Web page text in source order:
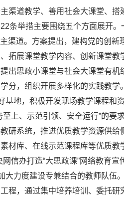
渠道教学、善用社会大课堂、
条举措主要围绕五个方面展开
渠道。方案提出，建构党的创
拓展课堂教学内容、创新课堂
出思政小课堂与社会大课堂有机
分，组织开展多样化的实践教
基地，积极开发现场教学课程和
上、示范引领、安全运行”的要
研系统，推进优质教学资源供
材库、在线示范课程库等优质教
信办打造“大思政课”网络教育
大力度建设专兼结合的教师队伍
程，通过集中培养培训、委托研